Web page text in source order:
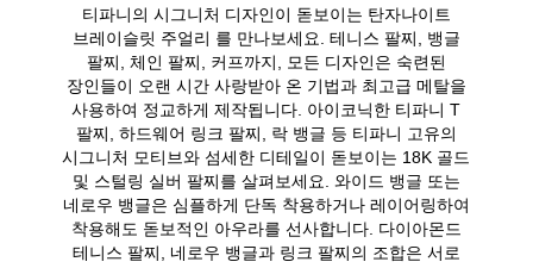
티파니의 시그니처 디자인이 돋보이는 탄자나이트
브레이슬릿 주얼리 를 만나보세요. 테니스 팔찌, 뱅글
팔찌, 체인 팔찌, 커프까지, 모든 디자인은 숙련된
장인들이 오랜 시간 사랑받아 온 기법과 최고급 메탈을
사용하여 정교하게 제작됩니다. 아이코닉한 티파니 T
팔찌, 하드웨어 링크 팔찌, 락 뱅글 등 티파니 고유의
시그니처 모티브와 섬세한 디테일이 돋보이는 18K 골드
및 스털링 실버 팔찌를 살펴보세요. 와이드 뱅글 또는
네로우 뱅글은 심플하게 단독 착용하거나 레이어링하여
착용해도 돋보적인 아우라를 선사합니다. 다이아몬드
테니스 팔찌, 네로우 뱅글과 링크 팔찌의 조합은 서로